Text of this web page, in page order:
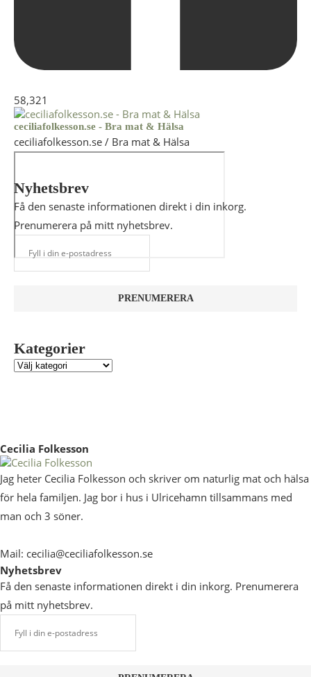
58,321
ceciliafolkesson.se - Bra mat & Hälsa
ceciliafolkesson.se / Bra mat & Hälsa
Nyhetsbrev
Få den senaste informationen direkt i din inkorg.
Prenumerera på mitt nyhetsbrev.
Kategorier
Cecilia Folkesson
Jag heter Cecilia Folkesson och skriver om naturlig mat och hälsa
för hela familjen. Jag bor i hus i Ulricehamn tillsammans med
man och 3 söner.
Mail: cecilia@ceciliafolkesson.se
Nyhetsbrev
Få den senaste informationen direkt i din inkorg. Prenumerera
på mitt nyhetsbrev.